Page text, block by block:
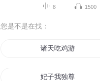
8 1500
您是不是在找：
诸天吃鸡游戏
妃子我独尊龙妃戏诸